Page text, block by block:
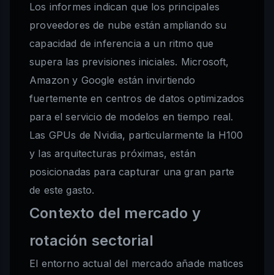
Los informes indican que los principales
proveedores de nube están ampliando su
capacidad de inferencia a un ritmo que
supera las previsiones iniciales. Microsoft,
Amazon y Google están invirtiendo
fuertemente en centros de datos optimizados
para el servicio de modelos en tiempo real.
Las GPUs de Nvidia, particularmente la H100
y las arquitecturas próximas, están
posicionadas para capturar una gran parte
de este gasto.
Contexto del mercado y
rotación sectorial
El entorno actual del mercado añade matices